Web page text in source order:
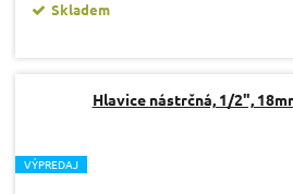
Skladem
Hlavice nástrčná, 1/2",
VÝPREDAJ